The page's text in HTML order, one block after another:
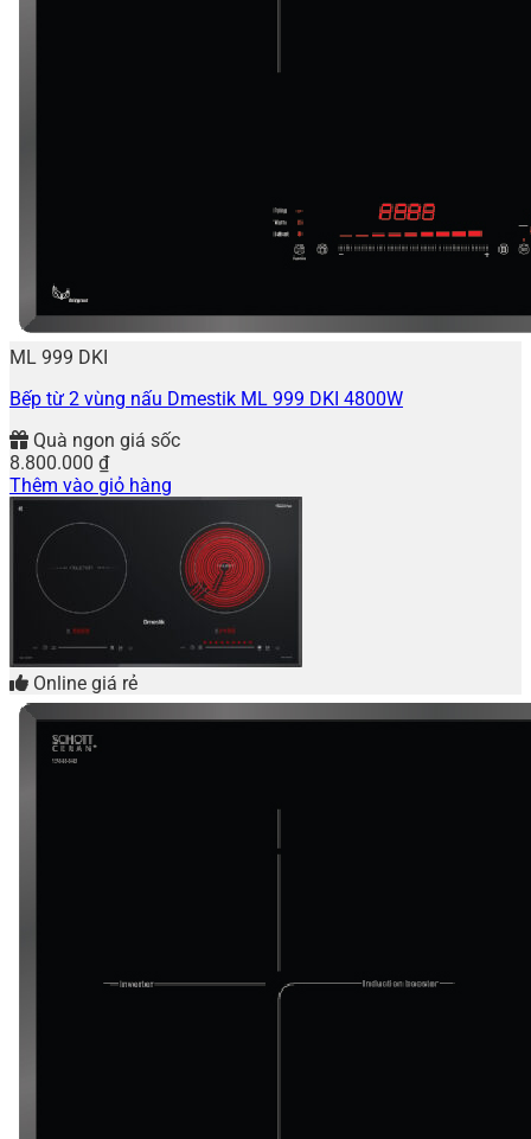
ML 999 DKI
Bếp từ 2 vùng nấu Dmestik ML 999 DKI 4800W
Quà ngon giá sốc
8.800.000 ₫
Thêm vào giỏ hàng
Online giá rẻ